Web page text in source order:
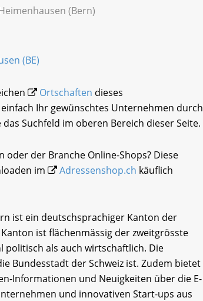
(Bern)
(BE)
Ortschaften dieses
Ihr gewünschtes Unternehmen durch
Suchfeld im oberen Bereich dieser Seite.
oder der Branche Online-Shops? Diese
im
Adressenshop.ch käuflich
ist ein deutschsprachiger Kanton der
ist flächenmässig der zweitgrösste
politisch als auch wirtschaftlich. Die
Bundesstadt der Schweiz ist. Zudem bietet
Informationen und Neuigkeiten über die E-
und innovativen Start-ups aus